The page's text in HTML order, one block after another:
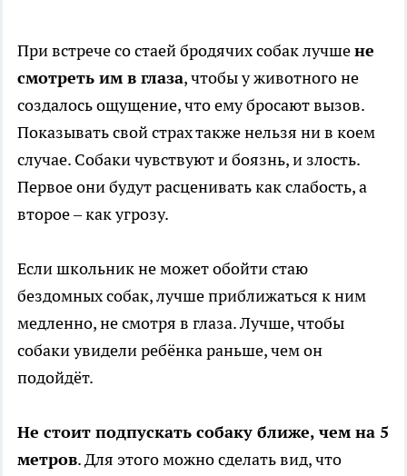
При встрече со стаей бродячих собак лучшене
смотреть им в глаза, чтобы у животного не
создалось ощущение, что ему бросают вызов.
Показывать свой страх также нельзя ни в коем
случае. Собаки чувствуют и боязнь, и злость.
Первое они будут расценивать как слабость, а
второе – как угрозу.
Если школьник не может обойти стаю
бездомных собак, лучше приближаться к ним
медленно, не смотря в глаза. Лучше, чтобы
собаки увидели ребёнка раньше, чем он
подойдёт.
Не стоит подпускать собаку ближе, чем на 5
метров. Для этого можно сделать вид, что